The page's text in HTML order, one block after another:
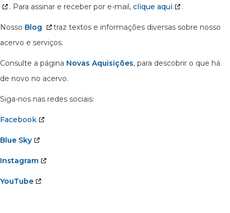
. Para assinar e receber por e-mail, clique aqui .
Nosso Blog
traz textos e informações diversas sobre nosso
acervo e serviços.
Consulte a página Novas Aquisições, para descobrir o que há
de novo no acervo.
Siga-nos nas redes sociais:
Facebook
Blue Sky
Instagram
YouTube